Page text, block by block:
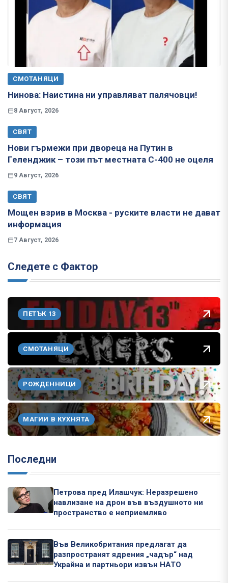
СМОТАНЯЦИ
Нинова: Наистина ни управляват палячовци!
8 Август, 2026
СВЯТ
Нови гърмежи при двореца на Путин в
Геленджик – този път местната С-400 не оцеля
9 Август, 2026
СВЯТ
Мощен взрив в Москва - руските власти не дават
информация
7 Август, 2026
Следете с Фактор
ПЕТЪК 13
СМОТАНЯЦИ
РОЖДЕННИЦИ
МАГИИ В КУХНЯТА
Последни
Петрова пред Илашчук: Неразрешено
навлизане на дрон във въздушното ни
пространство е неприемливо
Във Великобритания предлагат да
разпространят ядрения „чадър“ над
Украйна и партньори извън НАТО